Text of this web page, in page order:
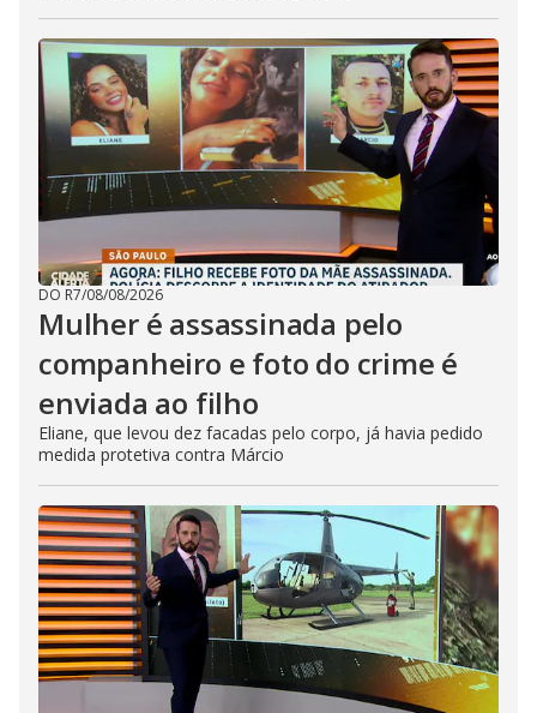
DO R7/08/08/2026
Mulher é assassinada pelo
companheiro e foto do crime é
enviada ao filho
Eliane, que levou dez facadas pelo corpo, já havia pedido
medida protetiva contra Márcio